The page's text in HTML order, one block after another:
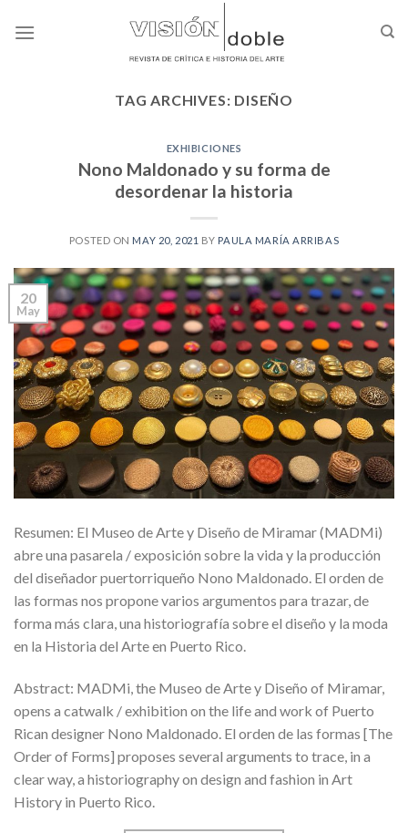
TAG ARCHIVES: DISEÑO
EXHIBICIONES
Nono Maldonado y su forma de
desordenar la historia
POSTED ON MAY 20, 2021 BY PAULA MARÍA ARRIBAS
20
May
Resumen: El Museo de Arte y Diseño de Miramar (MADMi)
abre una pasarela / exposición sobre la vida y la producción
del diseñador puertorriqueño Nono Maldonado. El orden de
las formas nos propone varios argumentos para trazar, de
forma más clara, una historiografía sobre el diseño y la moda
en la Historia del Arte en Puerto Rico.
Abstract: MADMi, the Museo de Arte y Diseño of Miramar,
opens a catwalk / exhibition on the life and work of Puerto
Rican designer Nono Maldonado. El orden de las formas [The
Order of Forms] proposes several arguments to trace, in a
clear way, a historiography on design and fashion in Art
History in Puerto Rico.